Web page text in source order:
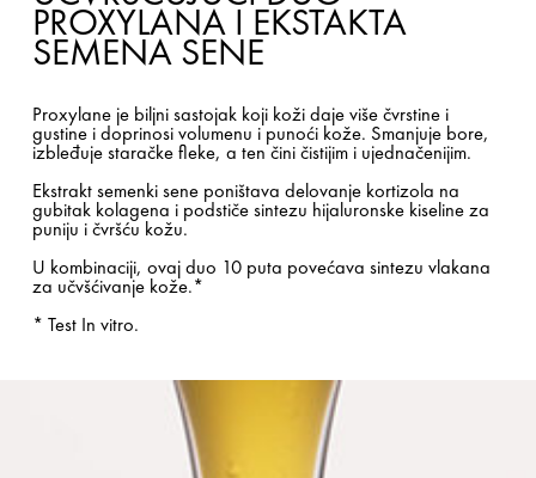
PROXYLANA I EKSTAKTA
SEMENA SENE
Proxylane je biljni sastojak koji koži daje više čvrstine i
gustine i doprinosi volumenu i punoći kože. Smanjuje bore,
izbleđuje staračke fleke, a ten čini čistijim i ujednačenijim.
Ekstrakt semenki sene poništava delovanje kortizola na
gubitak kolagena i podstiče sintezu hijaluronske kiseline za
puniju i čvršću kožu.
U kombinaciji, ovaj duo 10 puta povećava sintezu vlakana
za učvšćivanje kože.*​
* Test In vitro.